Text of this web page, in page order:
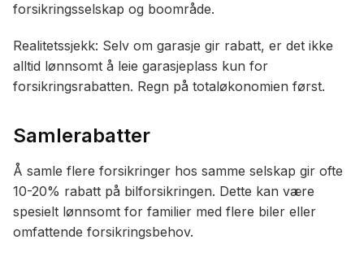
forsikringsselskap og boområde.
Realitetssjekk: Selv om garasje gir rabatt, er det ikke
alltid lønnsomt å leie garasjeplass kun for
forsikringsrabatten. Regn på totaløkonomien først.
Samlerabatter
Å samle flere forsikringer hos samme selskap gir ofte
10-20% rabatt på bilforsikringen. Dette kan være
spesielt lønnsomt for familier med flere biler eller
omfattende forsikringsbehov.